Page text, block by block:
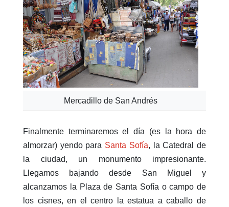
Mercadillo de San Andrés
Finalmente terminaremos el día (es la hora de
almorzar) yendo para Santa Sofía, la Catedral de
la ciudad, un monumento impresionante.
Llegamos bajando desde San Miguel y
alcanzamos la Plaza de Santa Sofía o campo de
los cisnes, en el centro la estatua a caballo de